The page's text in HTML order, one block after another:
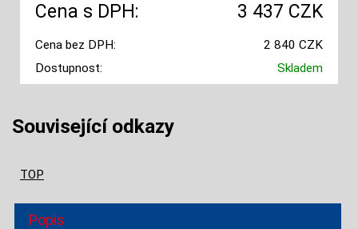
Cena s DPH: 3 437 CZK
Cena bez DPH:
2 840 CZK
Dostupnost:
Skladem
Související odkazy
TOP
Popis